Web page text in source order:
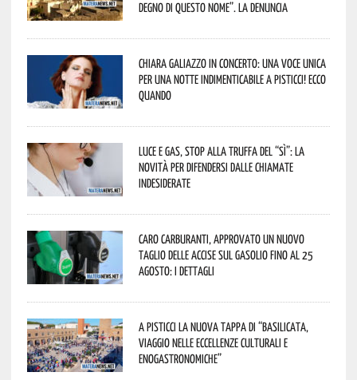
degno di questo nome”. La denuncia
Chiara Galiazzo in concerto: una voce unica
per una notte indimenticabile a Pisticci! Ecco
quando
Luce e gas, stop alla truffa del “Sì”: la
novità per difendersi dalle chiamate
indesiderate
Caro carburanti, approvato un nuovo
taglio delle accise sul gasolio fino al 25
agosto: i dettagli
A Pisticci la nuova tappa di “Basilicata,
viaggio nelle eccellenze culturali e
enogastronomiche”